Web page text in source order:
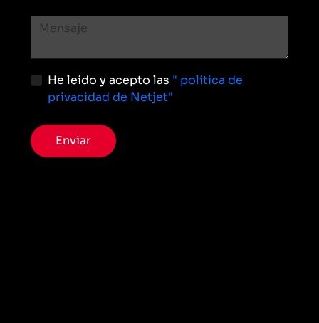
He leído y acepto las " política de
privacidad de Netjet"
Enviar